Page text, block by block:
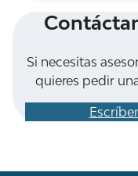
Si necesitas
quieres pedir